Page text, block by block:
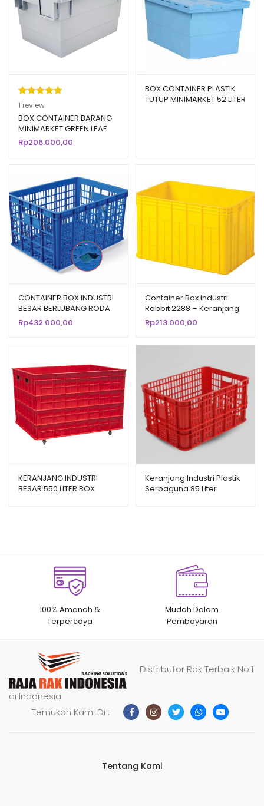
Peringkat
5.00dari 5
berdasarka
n
1
penilaian
1 review
BOX CONTAINER BARANG
MINIMARKET GREEN LEAF
7898 VOL 52 LITER
Rp206.000,00
BOX CONTAINER PLASTIK
TUTUP MINIMARKET 52 LITER
CONTAINER BOX INDUSTRI
BESAR BERLUBANG RODA
HANATA 3001 VOL. 200
LITER UKURAN 80 x 60 x 45
Rp432.000,00
Container Box Industri
Rabbit 2288 – Keranjang
Plastik Rapat Serbaguna
62×43×38 cm
Rp213.000,00
KERANJANG INDUSTRI
BESAR 550 LITER BOX
Keranjang Industri Plastik
Serbaguna 85 Liter
100% Amanah &
Terpercaya
Mudah Dalam
Pembayaran
Distributor Rak Terbaik No.1
di Indonesia
Temukan Kami Di :
Tentang Kami